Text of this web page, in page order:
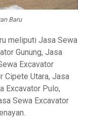
Baru
meliputi Jasa Sewa
Gunung, Jasa
Excavator
Cipete Utara, Jasa
Excavator Pulo,
Sewa Excavator